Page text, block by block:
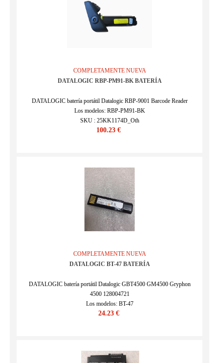
COMPLETAMENTE NUEVA
DATALOGIC RBP-PM91-BK BATERÍA
DATALOGIC batería portátil Datalogic RBP-9001 Barcode Reader
Los modelos: RBP-PM91-BK
SKU : 25KK1174D_Oth
100.23 €
COMPLETAMENTE NUEVA
DATALOGIC BT-47 BATERÍA
DATALOGIC batería portátil Datalogic GBT4500 GM4500 Gryphon
4500 128004721
Los modelos: BT-47
SKU : 24KK1016D_Oth
24.23 €